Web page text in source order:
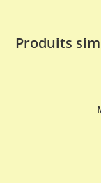
Produits